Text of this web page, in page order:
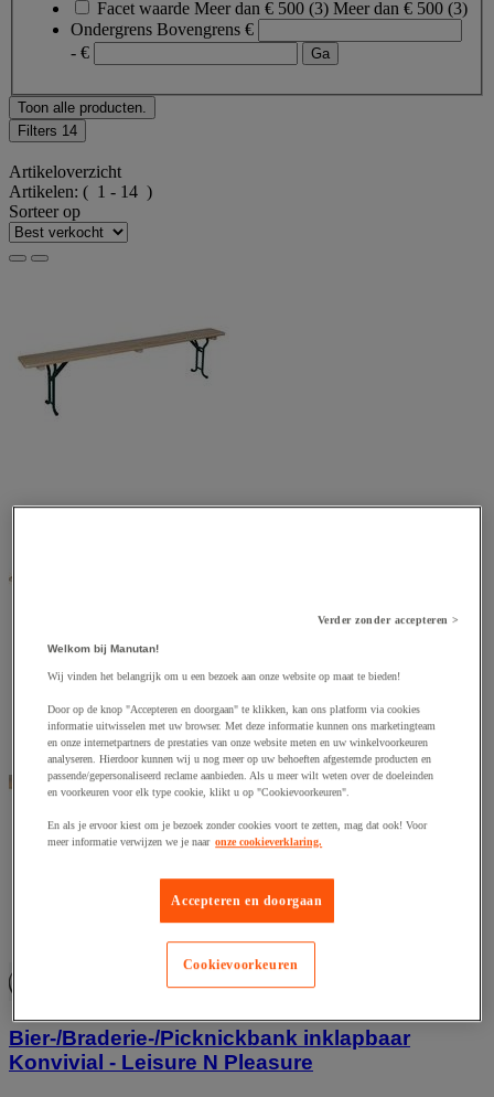
Facet waarde Meer dan € 500 (3) Meer dan € 500 (3)
Ondergrens Bovengrens €
- €
Toon alle producten.
Filters 14
Artikeloverzicht
Artikelen: ( 1 - 14 )
Sorteer op
Bier-/Braderie-/Picknickbank inklapbaar
Konvivial - Leisure N Pleasure
Verder zonder accepteren >
Welkom bij Manutan!
Wij vinden het belangrijk om u een bezoek aan onze website op maat te bieden!
Door op de knop "Accepteren en doorgaan" te klikken, kan ons platform via cookies
informatie uitwisselen met uw browser. Met deze informatie kunnen ons marketingteam
en onze internetpartners de prestaties van onze website meten en uw winkelvoorkeuren
analyseren. Hierdoor kunnen wij u nog meer op uw behoeften afgestemde producten en
passende/gepersonaliseerd reclame aanbieden. Als u meer wilt weten over de doeleinden
en voorkeuren voor elk type cookie, klikt u op "Cookievoorkeuren".
En als je ervoor kiest om je bezoek zonder cookies voort te zetten, mag dat ook! Voor
meer informatie verwijzen we je naar onze cookieverklaring.
Accepteren en doorgaan
Cookievoorkeuren